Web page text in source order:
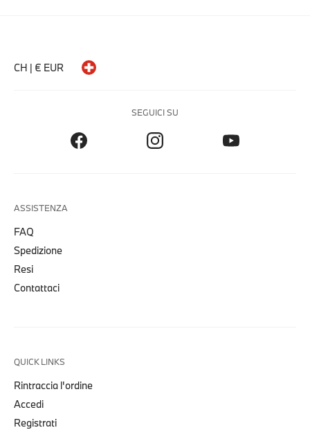
CH | € EUR
SEGUICI SU
ASSISTENZA
FAQ
Spedizione
Resi
Contattaci
QUICK LINKS
Rintraccia l'ordine
Accedi
Registrati